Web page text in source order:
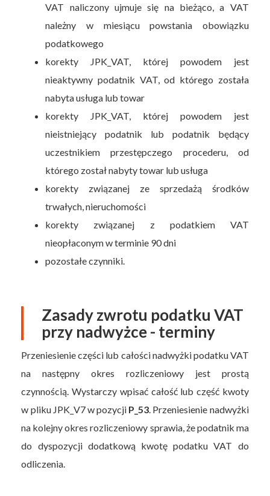
VAT naliczony ujmuje się na bieżąco, a VAT
należny w miesiącu powstania obowiązku
podatkowego
korekty JPK_VAT, której powodem jest
nieaktywny podatnik VAT, od którego została
nabyta usługa lub towar
korekty JPK_VAT, której powodem jest
nieistniejący podatnik lub podatnik będący
uczestnikiem przestępczego procederu, od
którego został nabyty towar lub usługa
korekty związanej ze sprzedażą środków
trwałych, nieruchomości
korekty związanej z podatkiem VAT
nieopłaconym w terminie 90 dni
pozostałe czynniki.
Zasady zwrotu podatku VAT
przy nadwyżce - terminy
Przeniesienie części lub całości nadwyżki podatku VAT
na następny okres rozliczeniowy jest prostą
czynnością. Wystarczy wpisać całość lub część kwoty
w pliku JPK_V7 w pozycji P_53 . Przeniesienie nadwyżki
na kolejny okres rozliczeniowy sprawia, że podatnik ma
do dyspozycji dodatkową kwotę podatku VAT do
odliczenia.